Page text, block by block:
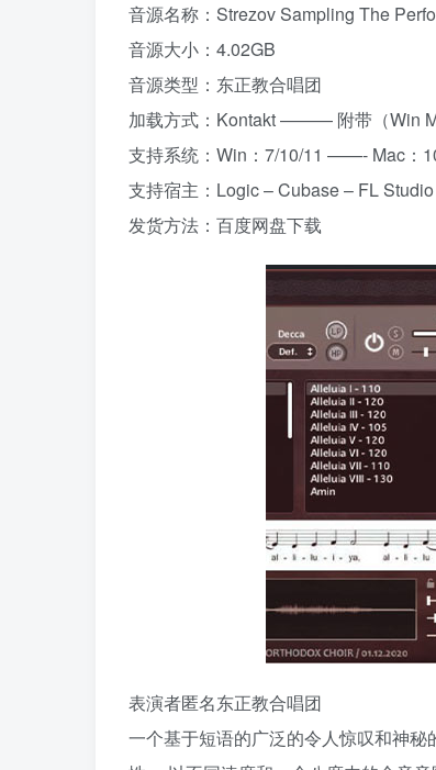
音源名称：Strezov Sampling The
音源大小：4.02GB
音源类型：东正教合唱团
加载方式：Kontakt ——— 附带（Win
支持系统：Win：7/10/11 ——- Mac：
支持宿主：Logic – Cubase – FL
发货方法：百度网盘下载
表演者匿名东正教合唱团
一个基于短语的广泛的令人惊叹和神